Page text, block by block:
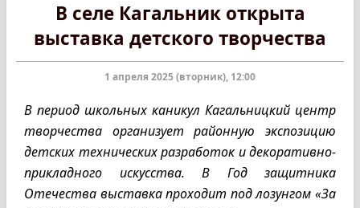
В селе Кагальник открыта
выставка детского творчества
1 апреля 2025 (вторник), 12:00
В период школьных каникул Кагальницкий центр
творчества организует районную экспозицию
детских технических разработок и декоративно-
прикладного искусства. В Год защитника
Отечества выставка проходит под лозунгом «За